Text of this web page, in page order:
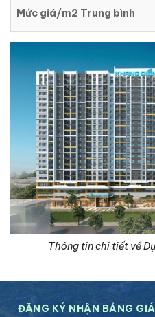
Mức giá/m2 Trung bình
Thông tin chi tiết về
ĐĂNG KÝ NHẬN BẢNG